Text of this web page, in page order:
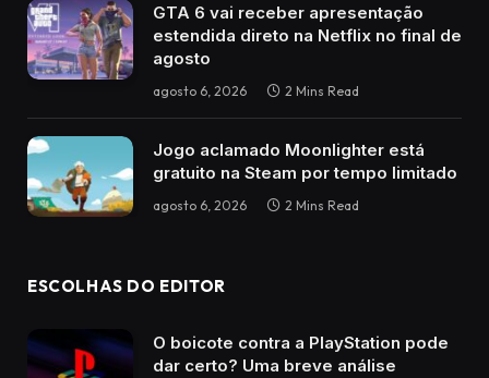
GTA 6 vai receber apresentação
estendida direto na Netflix no final de
agosto
agosto 6, 2026 2 Mins Read
Jogo aclamado Moonlighter está
gratuito na Steam por tempo limitado
agosto 6, 2026 2 Mins Read
ESCOLHAS DO EDITOR
O boicote contra a PlayStation pode
dar certo? Uma breve análise